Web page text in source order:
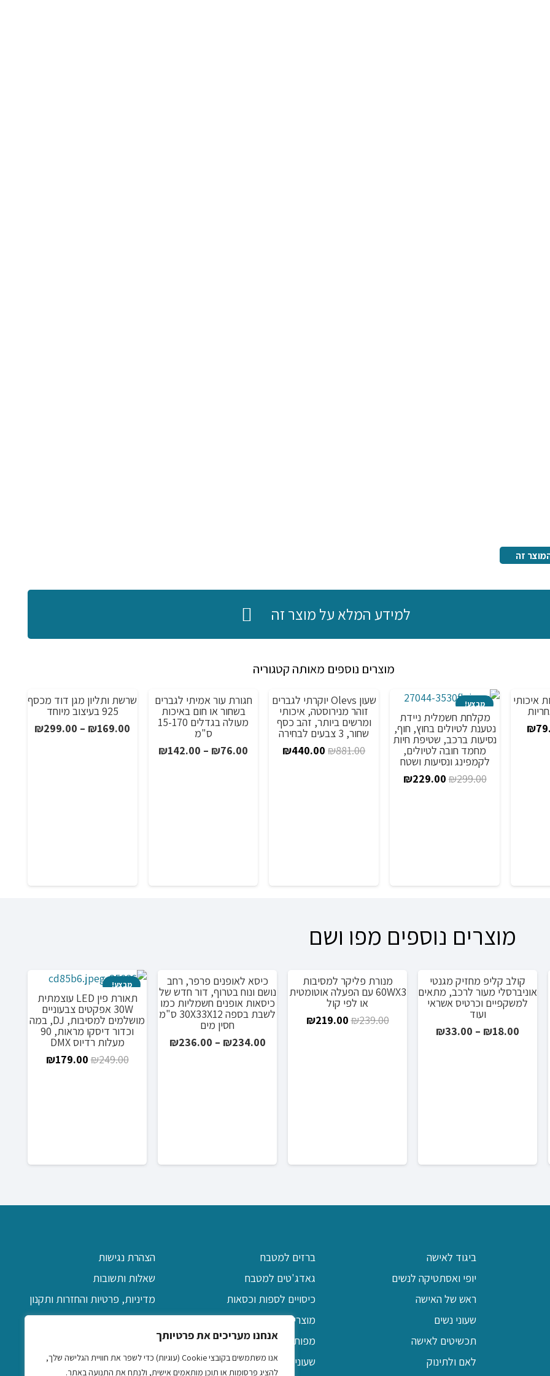
אנחנו מעריכים את פרטיותך
אנו משתמשים בקובצי Cookie (עוגיות) כדי לשפר את חוויית הגלישה שלך,
להציג פרסומות או תוכן מותאמים אישית, ולנתח את התנועה באתר.
זה
למידע המלא על מוצר זה
מוצרים נוספים מאותה קטגוריה
תכונות איכותי
₪המחיר
מבצע!
מקלחת חשמלית ניידת
נטענת לטיולים בחוץ, חוף,
נסיעות ברכב, שטיפת חיות
מחמד חובה לטיולים,
לקמפינג ונסיעות ושטח
₪299.00
המחיר ₪229.00
מבצע! שעון Olevs יוקרתי לגברים
זוהר מנירוסטה, איכותי
ומרשים ביותר, זהב כסף
שחור, 3 צבעים לבחירה
₪881.00
המחיר ₪440.00
המחיר
מבצע!
חגורת עור אמיתי לגברים
בשחור או חום באיכות
מעולה בגדלים 15-170
ס"מ
₪76.00
–
₪142.00
טווח
מבצע!
שרשת ותליון מגן דוד מכסף
925 בעיצוב מיוחד
₪169.00
–
₪299.00
טווח
מוצרים נוספים מפו ושם
מבצע!
קולב קליפ מחזיק מגנטי
אוניברסלי מעור לרכב, מתאים
למשקפיים וכרטיס אשראי
ועוד
₪18.00
–
₪33.00
מבצע!
מנורת פליקר למסיבות
60WX3 עם הפעלה אוטומטית
או לפי קול
₪239.00
המחיר ₪219.00
מבצע!
כיסא לאופנים פרפר, רחב
נושם ונוח בטרוף, דור חדש של
כיסאות אופנים חשמליות כמו
לשבת בספה 30X33X12 ס"מ
חסין מים
₪234.00
–
₪236.00
מבצע!
תאורת פין LED עוצמתית
30W אפקטים צבעוניים
מושלמים למסיבות, DJ, במה
וכדור דיסקו מראות, 90
מעלות רדיוס DMX
₪249.00
המחיר ₪179.00
ביגוד לאישה
יופי ואסתטיקה לנשים
ראש של האישה
שעוני נשים
תכשיטים לאישה
לאם ולתינוק
ברזים למטבח
גאדג'טים למטבח
כיסויים לספות וכסאות
מוצרי יודאיקה
מפות שולחן
שעוני קיר דקורטיביים
הצהרת נגישות
שאלות ותשובות
מדיניות, פרטיות והחזרות ותקנון
אודות